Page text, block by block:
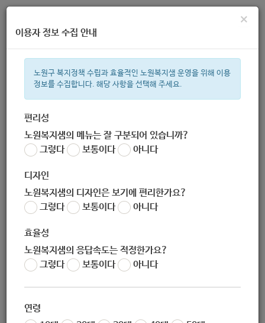
주간 인기검색어
한눈으로 보는 복지 정보
×
이용자 정보 수집 안내
노원구 복지정책 수립과 효율적인 노원복지샘 운영을 위해 이용
정보를 수집합니다. 해당 사항을 선택해 주세요.
편리성
노원복지샘의 메뉴는 잘 구분되어 있습니까?
그렇다
보통이다 아니다
디자인
노원복지샘의 디자인은 보기에 편리한가요?
그렇다
보통이다 아니다
효율성
노원복지샘의 응답속도는 적정한가요?
그렇다
보통이다 아니다
연령
[일반상담사업 : 회원가입]